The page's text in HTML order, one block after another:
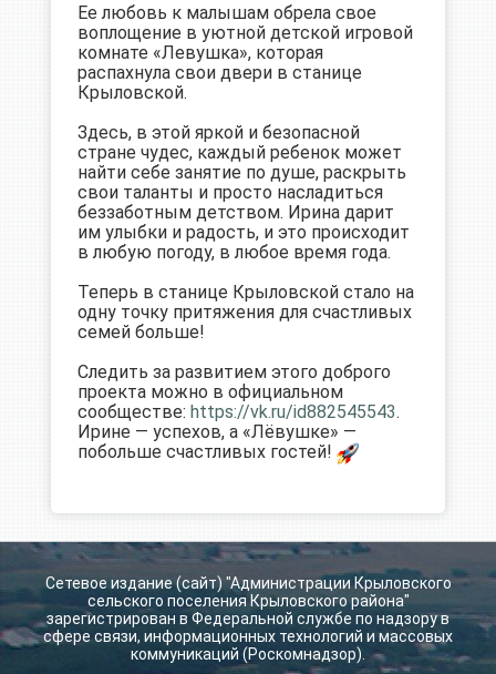
Ее любовь к малышам обрела свое
воплощение в уютной детской игровой
комнате «Левушка», которая
распахнула свои двери в станице
Крыловской.
Здесь, в этой яркой и безопасной
стране чудес, каждый ребенок может
найти себе занятие по душе, раскрыть
свои таланты и просто насладиться
беззаботным детством. Ирина дарит
им улыбки и радость, и это происходит
в любую погоду, в любое время года.
Теперь в станице Крыловской стало на
одну точку притяжения для счастливых
семей больше!
Следить за развитием этого доброго
проекта можно в официальном
сообществе: https://vk.ru/id882545543.
Ирине — успехов, а «Лёвушке» —
побольше счастливых гостей!
Сетевое издание (сайт) "Администрации Крыловского
сельского поселения Крыловского района"
зарегистрирован в Федеральной службе по надзору в
сфере связи, информационных технологий и массовых
коммуникаций (Роскомнадзор).